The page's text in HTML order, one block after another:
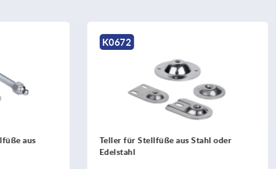
aus
K0672
Teller für Stellfüße aus Stahl oder
Edelstahl